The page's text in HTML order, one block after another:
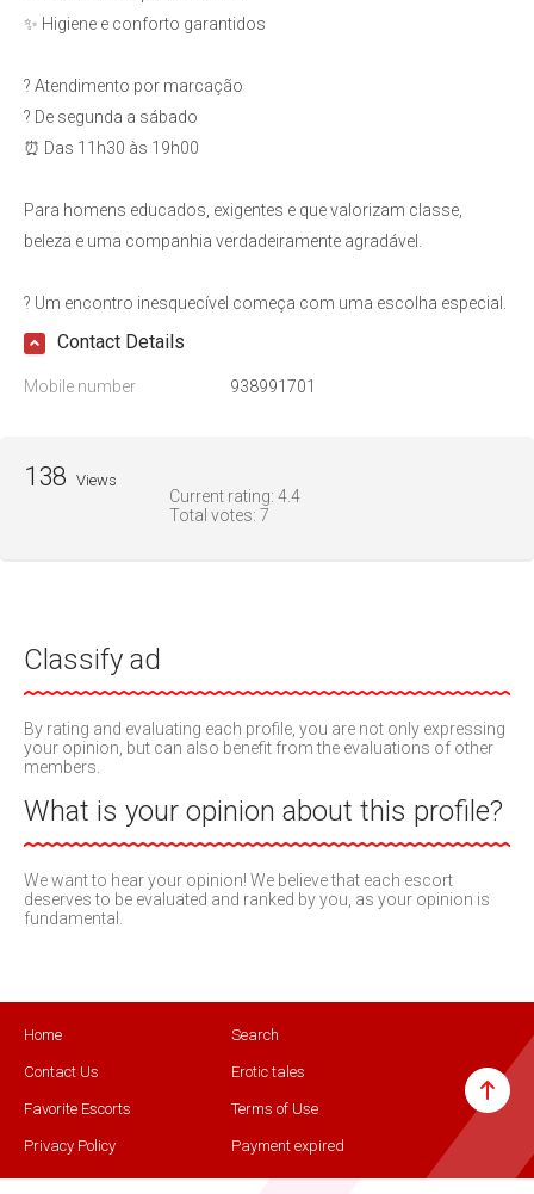
✨ Higiene e conforto garantidos
? Atendimento por marcação
? De segunda a sábado
⏰ Das 11h30 às 19h00
Para homens educados, exigentes e que valorizam classe,
beleza e uma companhia verdadeiramente agradável.
? Um encontro inesquecível começa com uma escolha especial.
Contact Details
Mobile number 938991701
Current rating: 4.4
Total votes: 7
138 Views
Classify ad
By rating and evaluating each profile, you are not only expressing
your opinion, but can also benefit from the evaluations of other
members.
What is your opinion about this profile?
We want to hear your opinion! We believe that each escort
deserves to be evaluated and ranked by you, as your opinion is
fundamental.
Home Search
Contact Us Erotic tales
Favorite Escorts Terms of Use
Privacy Policy Payment expired